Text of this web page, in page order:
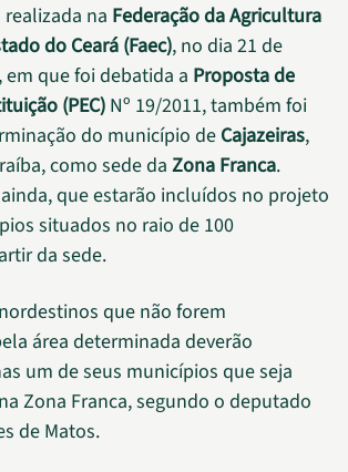
na Federação da Agricultura
do Ceará (Faec), no dia 21 de
que foi debatida a Proposta de
(PEC) Nº 19/2011, também foi
do município de Cajazeiras,
como sede da Zona Franca.
que estarão incluídos no projeto
situados no raio de 100
da sede.
que não forem
área determinada deverão
um de seus municípios que seja
Zona Franca, segundo o deputado
de Matos.